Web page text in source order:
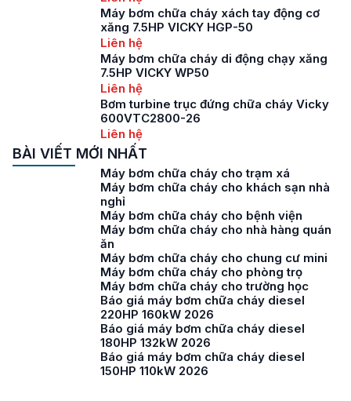
Máy bơm chữa cháy xách tay động cơ
xăng 7.5HP VICKY HGP-50
Liên hệ
Máy bơm chữa cháy di động chạy xăng
7.5HP VICKY WP50
Liên hệ
Bơm turbine trục đứng chữa cháy Vicky
600VTC2800-26
Liên hệ
BÀI VIẾT MỚI NHẤT
Máy bơm chữa cháy cho trạm xá
Máy bơm chữa cháy cho khách sạn nhà
nghỉ
Máy bơm chữa cháy cho bệnh viện
Máy bơm chữa cháy cho nhà hàng quán
ăn
Máy bơm chữa cháy cho chung cư mini
Máy bơm chữa cháy cho phòng trọ
Máy bơm chữa cháy cho trường học
Báo giá máy bơm chữa cháy diesel
220HP 160kW 2026
Báo giá máy bơm chữa cháy diesel
180HP 132kW 2026
Báo giá máy bơm chữa cháy diesel
150HP 110kW 2026